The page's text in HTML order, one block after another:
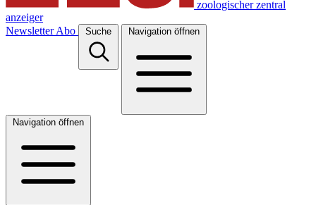
zoologischer zentral
anzeiger
Newsletter Abo Suche Navigation öffnen
Navigation öffnen